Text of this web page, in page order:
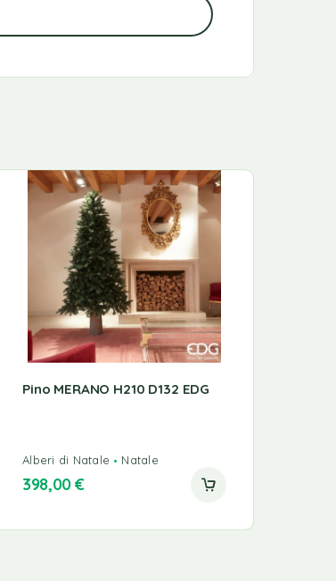
Pino MERANO H210 D132 EDG
Alberi di Natale Natale
398,00€